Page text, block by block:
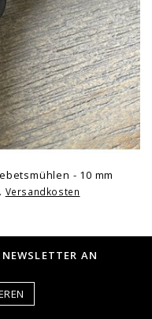
- 10 mm
Versandkosten
AN